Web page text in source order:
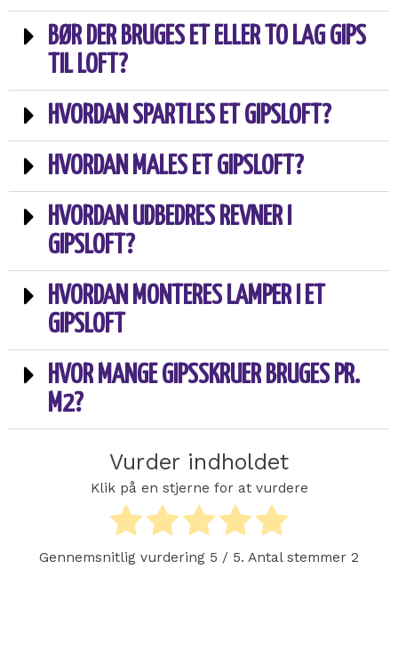
BØR DER BRUGES ET ELLER TO LAG GIPS
TIL LOFT?
HVORDAN SPARTLES ET GIPSLOFT?
HVORDAN MALES ET GIPSLOFT?
HVORDAN UDBEDRES REVNER I
GIPSLOFT?
HVORDAN MONTERES LAMPER I ET
GIPSLOFT
HVOR MANGE GIPSSKRUER BRUGES PR.
M2?
Vurder indholdet
Klik på en stjerne for at vurdere
Gennemsnitlig vurdering 5 / 5. Antal stemmer 2